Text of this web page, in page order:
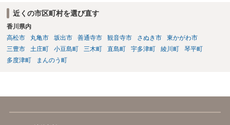
り、示談をまとめられる可能性が高くなる傾向は否定できないように
思われます。
近くの市区町村を選び直す
香川県内
高松市
丸亀市 坂出市 善通寺市 観音寺市 さぬき市
東かがわ市
三豊市
土庄町 小豆島町 三木町 直島町 宇多津町 綾川町
琴平町
多度津町
まんのう町